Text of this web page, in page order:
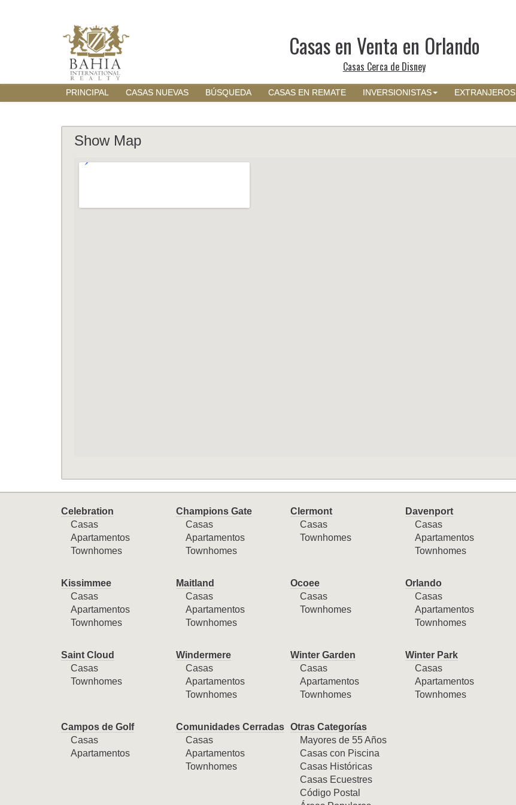
Casas en Venta en Orlando
Casas Cerca de Disney
PRINCIPAL CASAS NUEVAS BÚSQUEDA CASAS EN REMATE INVERSIONISTAS EXTRANJEROS
Show Map
Celebration
Casas
Apartamentos
Townhomes
Champions Gate
Casas
Apartamentos
Townhomes
Clermont
Casas
Townhomes
Davenport
Casas
Apartamentos
Townhomes
Kissimmee
Casas
Apartamentos
Townhomes
Maitland
Casas
Apartamentos
Townhomes
Ocoee
Casas
Townhomes
Orlando
Casas
Apartamentos
Townhomes
Saint Cloud
Casas
Townhomes
Windermere
Casas
Apartamentos
Townhomes
Winter Garden
Casas
Apartamentos
Townhomes
Winter Park
Casas
Apartamentos
Townhomes
Campos de Golf
Casas
Apartamentos
Comunidades Cerradas
Casas
Apartamentos
Townhomes
Otras Categorías
Mayores de 55 Años
Casas con Piscina
Casas Históricas
Casas Ecuestres
Código Postal